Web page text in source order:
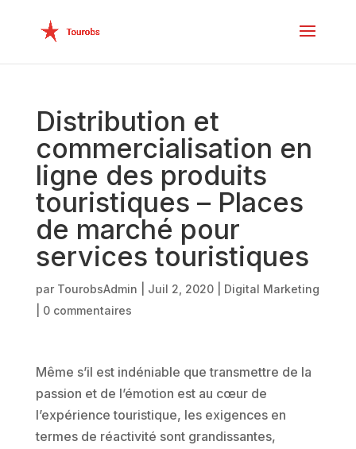
Distribution et
commercialisation en
ligne des produits
touristiques – Places
de marché pour
services touristiques
par TourobsAdmin Juil 2, 2020| Digital Marketing
0 commentaires
Même s’il est indéniable que transmettre de la
passion et de l’émotion est au cœur de
l’expérience touristique, les exigences en
termes de réactivité sont grandissantes,